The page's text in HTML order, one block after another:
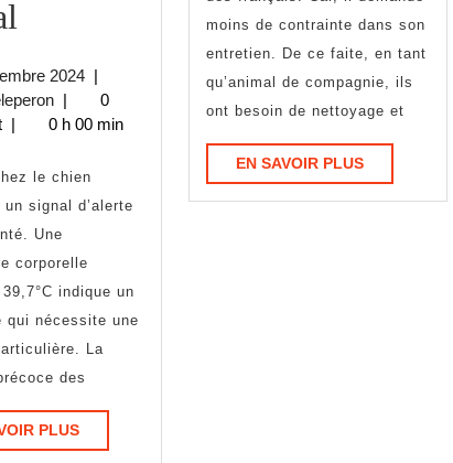
si
son
chien
a
de
la
fièvre
?
Les
20243
décembre
2024
|
passeedeleperon
|
0
| 0 h 00 min
signal d’alerte
Une
corporelle
indique un
qui nécessite une
La
des
PLUSEN
SAVOIR
votre
chat
:
comment
faire
moins de contrainte dans son
entretien. De ce faite, en tant
qu’animal de compagnie, ils
ont besoin de nettoyage et
EN SAVOIR PLUSEN
SAVOIR